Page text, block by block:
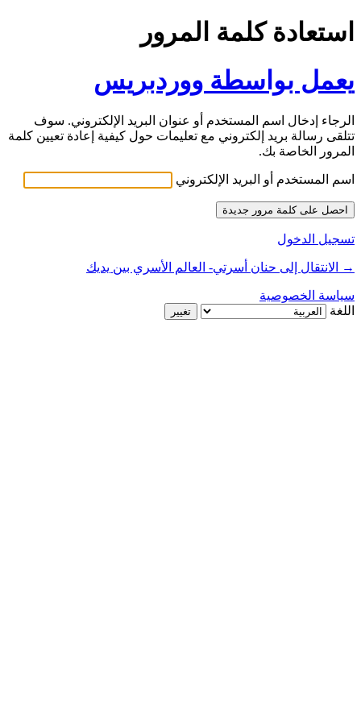
استعادة كلمة المرور
يعمل بواسطة ووردبريس
الرجاء إدخال اسم المستخدم أو عنوان البريد الإلكتروني. سوف
تتلقى رسالة بريد إلكتروني مع تعليمات حول كيفية إعادة تعيين كلمة
المرور الخاصة بك.
اسم المستخدم أو البريد الإلكتروني
تسجيل الدخول
→ الانتقال إلى حنان أسرتي- العالم الأسري بين يديك
سياسة الخصوصية
اللغة